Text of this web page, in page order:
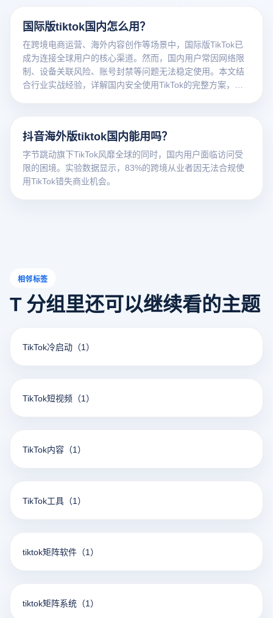
国际版tiktok国内怎么用？
在跨境电商运营、海外内容创作等场景中，国际版TikTok已
成为连接全球用户的核心渠道。然而，国内用户常因网络限
制、设备关联风险、账号封禁等问题无法稳定使用。本文结
合行业实战经验，详解国内安全使用TikTok的完整方案，并
抖音海外版tiktok国内能用吗？
字节跳动旗下TikTok风靡全球的同时，国内用户面临访问受
限的困境。实验数据显示，83%的跨境从业者因无法合规使
用TikTok错失商业机会。
相邻标签
T 分组里还可以继续看的主题
TikTok冷启动 （1）
TikTok短视频 （1）
TikTok内容 （1）
TikTok工具 （1）
tiktok矩阵软件 （1）
tiktok矩阵系统 （1）